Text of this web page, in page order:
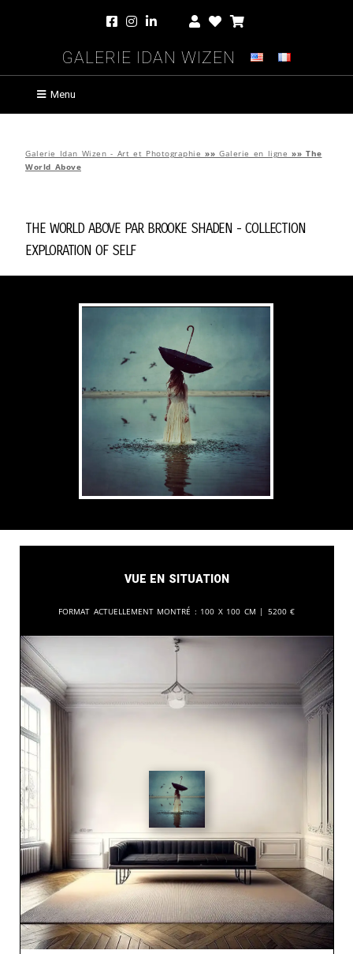
Galerie Idan Wizen
Menu
Galerie Idan Wizen - Art et Photographie »» Galerie en ligne »» The
World Above
The World Above parBrooke Shaden-Collection
Exploration of Self
Vue en situation
Format actuellement montré : 100 x 100 cm | 5200 €